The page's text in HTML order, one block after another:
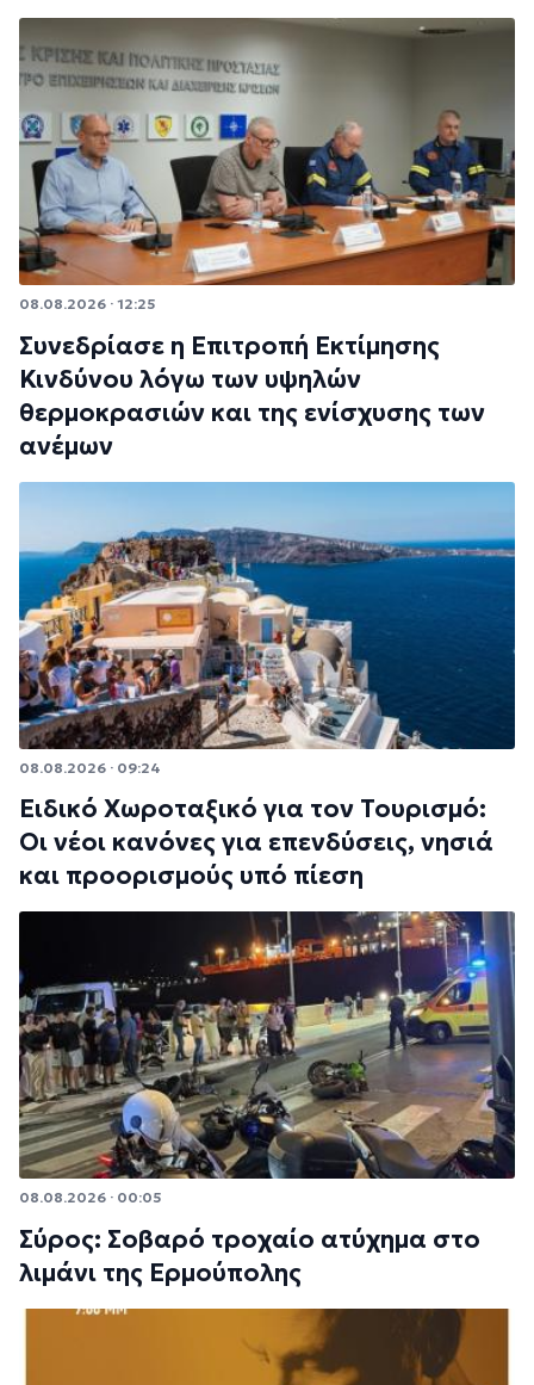
08.08.2026 · 12:25
Συνεδρίασε η Επιτροπή Εκτίμησης
Κινδύνου λόγω των υψηλών
θερμοκρασιών και της ενίσχυσης των
ανέμων
08.08.2026 · 09:24
Ειδικό Χωροταξικό για τον Τουρισμό:
Οι νέοι κανόνες για επενδύσεις, νησιά
και προορισμούς υπό πίεση
08.08.2026 · 00:05
Σύρος: Σοβαρό τροχαίο ατύχημα στο
λιμάνι της Ερμούπολης